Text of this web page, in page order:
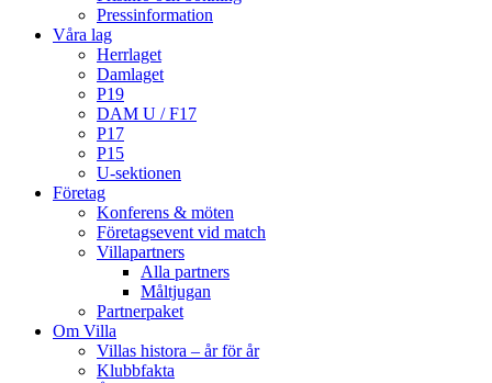
Pressinformation
Våra lag
Herrlaget
Damlaget
P19
DAM U / F17
P17
P15
U-sektionen
Företag
Konferens & möten
Företagsevent vid match
Villapartners
Alla partners
Måltjugan
Partnerpaket
Om Villa
Villas histora – år för år
Klubbfakta